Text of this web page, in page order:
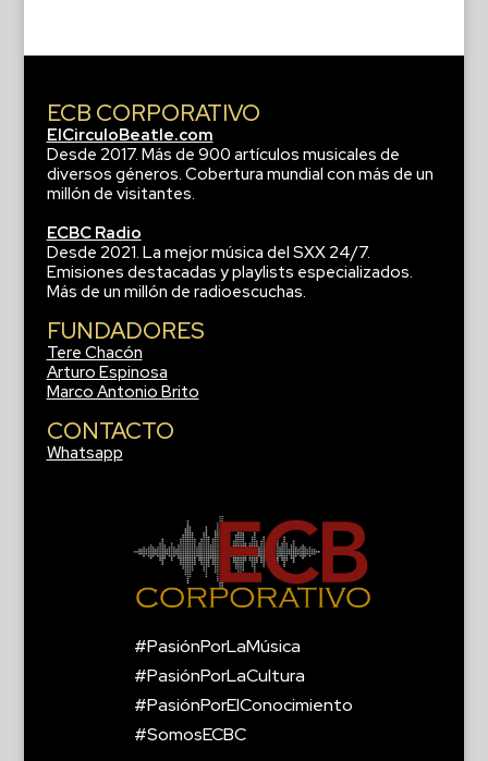
ECB CORPORATIVO
ElCirculoBeatle.com
Desde 2017. Más de 900 artículos musicales de
diversos géneros. Cobertura mundial con más de un
millón de visitantes.
ECBC Radio
Desde 2021. La mejor música del SXX 24/7.
Emisiones destacadas y playlists especializados.
Más de un millón de radioescuchas.
FUNDADORES
Tere Chacón
Arturo Espinosa
Marco Antonio Brito
CONTACTO
Whatsapp
#PasiónPorLaMúsica
#PasiónPorLaCultura
#PasiónPorElConocimiento
#SomosECBC